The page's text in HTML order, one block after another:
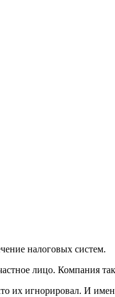
налоговых систем.
лицо. Компания
игнорировал. И